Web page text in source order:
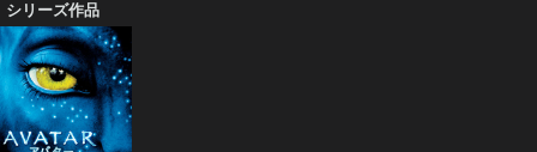
シリーズ作品